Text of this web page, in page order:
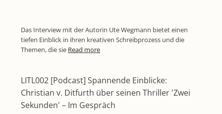
Das Interview mit der Autorin Ute Wegmann bietet einen
tiefen Einblick in ihren kreativen Schreibprozess und die
Themen, die sie Read more
LITL002 [Podcast] Spannende Einblicke:
Christian v. Ditfurth über seinen Thriller 'Zwei
Sekunden' – Im Gespräch